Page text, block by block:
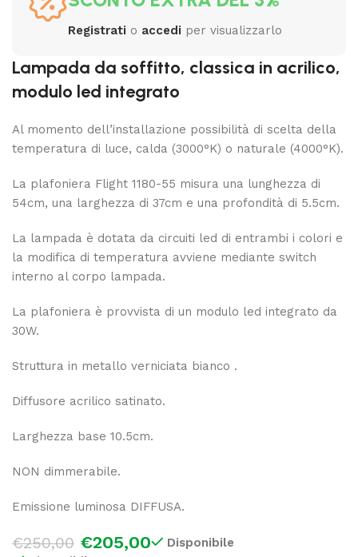
Registrati o accedi per visualizzarlo
Lampada da soffitto, classica in acrilico,
modulo led integrato
Al momento dell’installazione possibilità di scelta della
temperatura di luce, calda (3000°K) o naturale (4000°K).
La plafoniera Flight 1180-55 misura una lunghezza di
54cm, una larghezza di 37cm e una profondità di 5.5cm.
La lampada è dotata da circuiti led di entrambi i colori e
la modifica di temperatura avviene mediante switch
interno al corpo lampada.
La plafoniera è provvista di un modulo led integrato da
30W.
Struttura in metallo verniciata bianco .
Diffusore acrilico satinato.
Larghezza base 10.5cm.
NON dimmerabile.
Emissione luminosa DIFFUSA.
€250,00 €205,00
Disponibile